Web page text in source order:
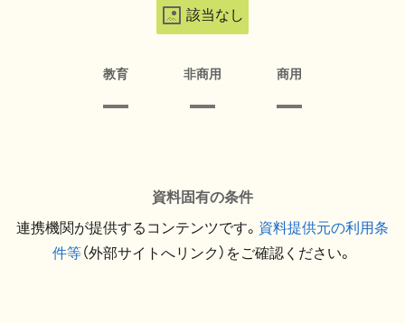
該当なし
教育 非商用 商用
資料固有の条件
連携機関が提供するコンテンツです。 資料提供元の利用条
件等（外部サイトへリンク）をご確認ください。